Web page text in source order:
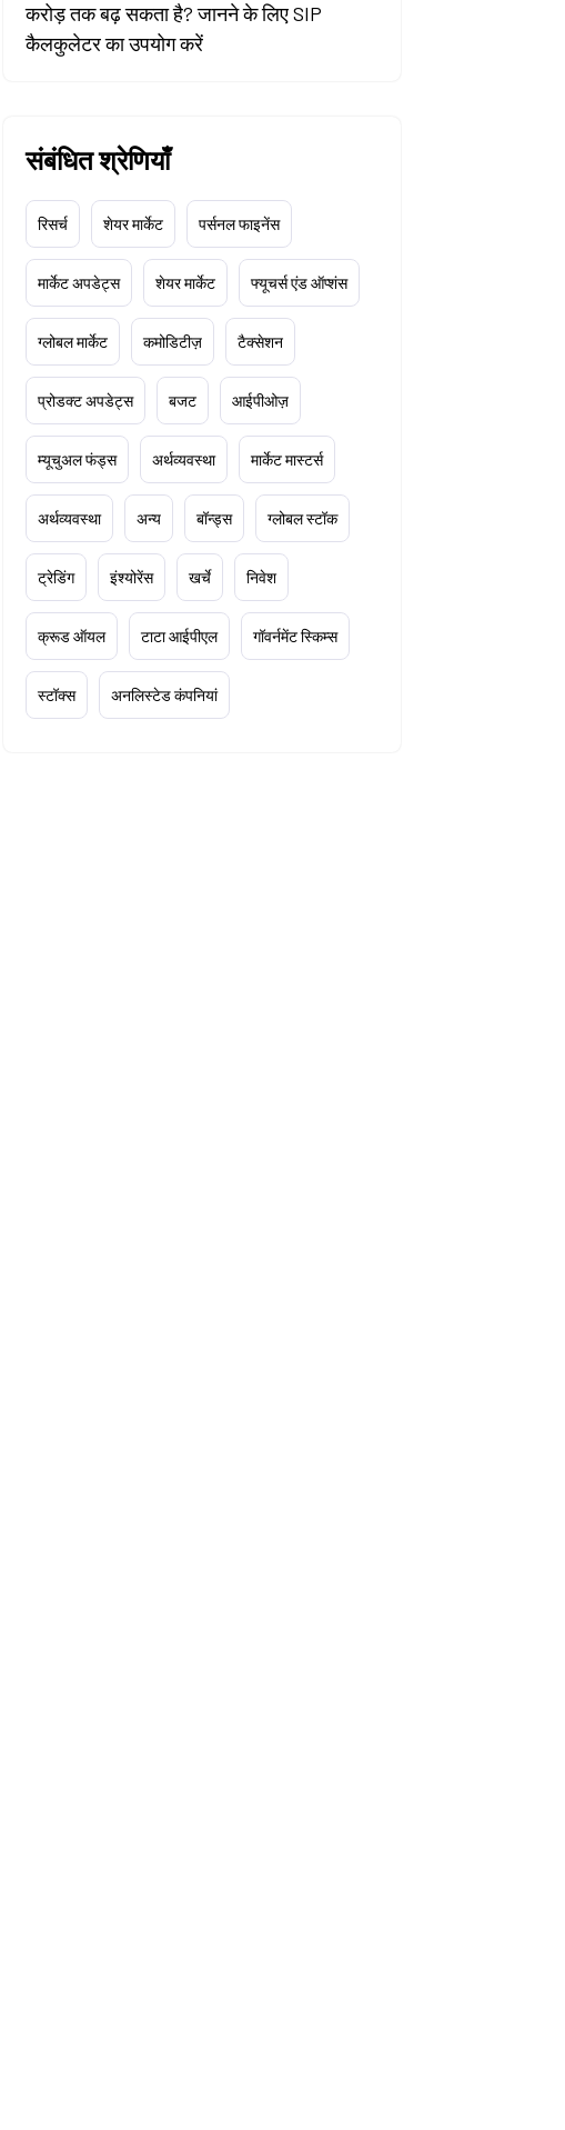
करोड़ तक बढ़ सकता है? जानने के लिए SIP
कैलकुलेटर का उपयोग करें
संबंधित श्रेणियाँ
रिसर्च शेयर मार्केट पर्सनल फाइनेंस
मार्केट अपडेट्स शेयर मार्केट फ्यूचर्स एंड ऑप्शंस
ग्लोबल मार्केट कमोडिटीज़ टैक्सेशन
प्रोडक्ट अपडेट्स बजट आईपीओज़
म्यूचुअल फंड्स अर्थव्यवस्था मार्केट मास्टर्स
अर्थव्यवस्था अन्य बॉन्ड्स ग्लोबल स्टॉक
ट्रेडिंग इंश्योरेंस खर्चे निवेश
क्रूड ऑयल टाटा आईपीएल गॉवर्नमेंट स्किम्स
स्टॉक्स अनलिस्टेड कंपनियां